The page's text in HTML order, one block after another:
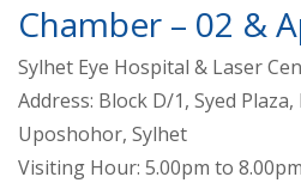
Chamber – 02 &
Sylhet Eye Hospital & Laser
Address: Block D/1, Syed
Uposhohor, Sylhet
Visiting Hour: 5.00pm to